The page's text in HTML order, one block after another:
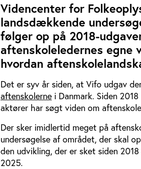
Videncenter for
landsdækkende
følger op på 2018-
aftenskoleledernes egne
hvordan
Det er syv år siden, at Vifo udgav
aftenskolerne i Danmark. Siden
aktører har søgt viden om
Der sker imidlertid meget på
undersøgelse af området, der skal
den udvikling, der er sket siden
2025.